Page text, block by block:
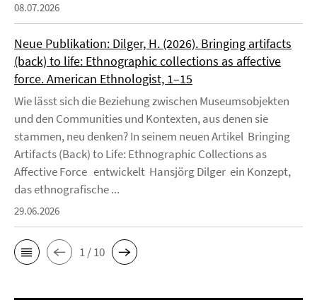
08.07.2026
Neue Publikation: Dilger, H. (2026). Bringing artifacts
(back) to life: Ethnographic collections as affective
force. American Ethnologist, 1–15
Wie lässt sich die Beziehung zwischen Museumsobjekten
und den Communities und Kontexten, aus denen sie
stammen, neu denken? In seinem neuen Artikel Bringing
Artifacts (Back) to Life: Ethnographic Collections as
Affective Force entwickelt Hansjörg Dilger ein Konzept,
das ethnografische ...
29.06.2026
1 / 10